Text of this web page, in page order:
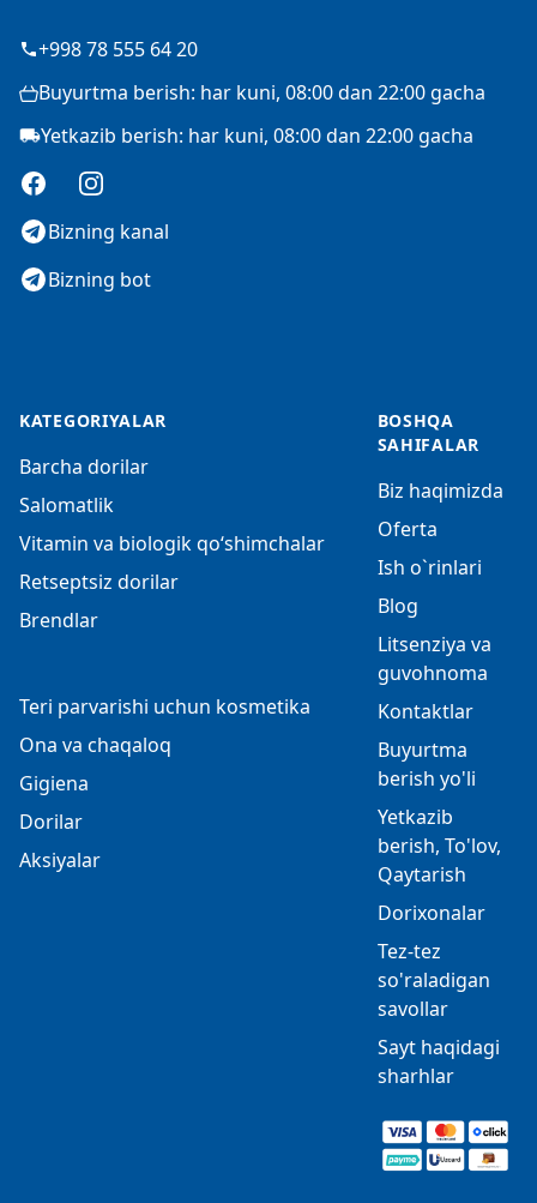
+998 78 555 64 20
Buyurtma berish: har kuni, 08:00 dan 22:00 gacha
Yetkazib berish: har kuni, 08:00 dan 22:00 gacha
FacebookInstagram
Bizning kanal
Bizning bot
KATEGORIYALAR
Barcha dorilar
Salomatlik
Vitamin va biologik qo‘shimchalar
Retseptsiz dorilar
Brendlar
Teri parvarishi uchun kosmetika
Ona va chaqaloq
Gigiena
Dorilar
Aksiyalar
BOSHQA
SAHIFALAR
Biz haqimizda
Oferta
Ish o`rinlari
Blog
Litsenziya va
guvohnoma
Kontaktlar
Buyurtma
berish yo'li
Yetkazib
berish, To'lov,
Qaytarish
Dorixonalar
Tez-tez
so'raladigan
savollar
Sayt haqidagi
sharhlar